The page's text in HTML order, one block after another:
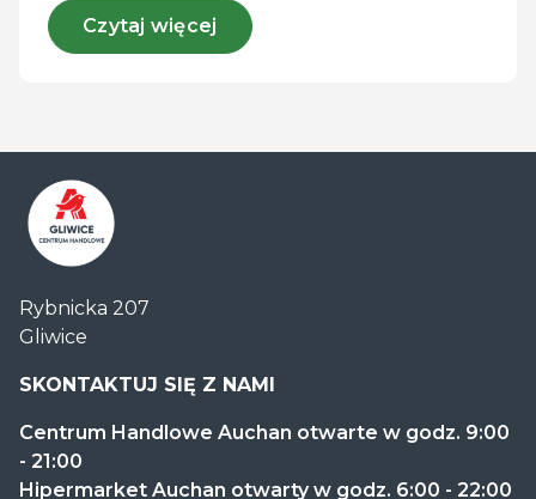
Czytaj więcej
Handlowe
Auchan
Gliwice
Rybnicka 207
Gliwice
SKONTAKTUJ SIĘ Z NAMI
Centrum Handlowe Auchan otwarte w godz. 9:00
- 21:00
Hipermarket Auchan otwarty w godz. 6:00 - 22:00